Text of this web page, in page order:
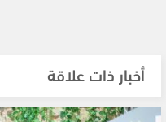
أخبار ذات علاقة